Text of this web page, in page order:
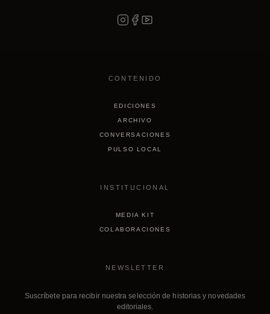
CONTENIDO
EDICIONES
ARCHIVO
CONVERSACIONES
PULSO LOCAL
INSTITUCIONAL
MEDIA KIT
COLABORACIONES
NEWSLETTER
Suscríbete para recibir nuestra selección de historias y novedades
editoriales.